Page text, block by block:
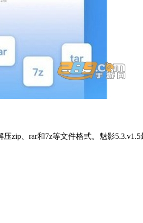
、rar和7z等文件格式。魅影